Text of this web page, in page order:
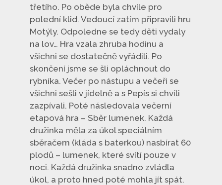
třetího. Po oběde byla chvíle pro
polední klid. Vedoucí zatím připravili hru
Motýly. Odpoledne se tedy děti vydaly
na lov… Hra vzala zhruba hodinu a
všichni se dostatečně vyřádili. Po
skončení jsme se šli opláchnout do
rybníka. Večer po nástupu a večeři se
všichni sešli v jídelně a s Pepís si chvíli
zazpívali. Poté následovala večerní
etapová hra – Sběr lumenek. Každá
družinka měla za úkol speciálním
sběračem (kláda s baterkou) nasbírat 60
plodů – lumenek, které svítí pouze v
noci. Každá družinka snadno zvládla
úkol, a proto hned poté mohla jít spát.